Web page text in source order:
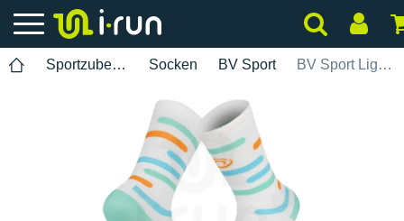
Sportzubehör Socken BV Sport BV Sport Light Run